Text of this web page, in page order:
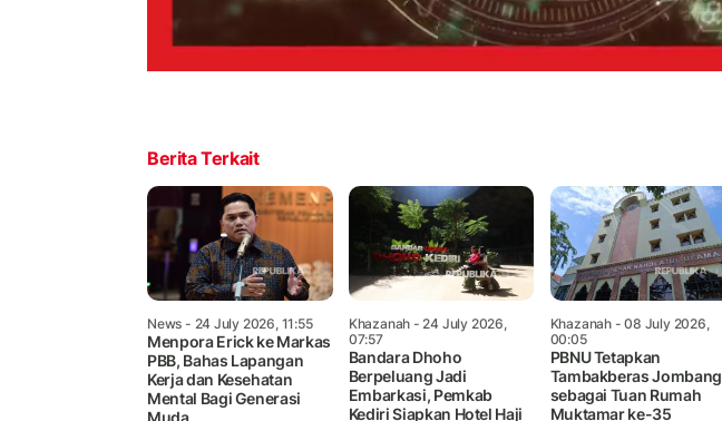
Berita Terkait
News - 24 July 2026, 11:55
Menpora Erick ke Markas
PBB, Bahas Lapangan
Kerja dan Kesehatan
Mental Bagi Generasi
Khazanah - 24 July 2026,
07:57
Bandara Dhoho
Berpeluang Jadi
Embarkasi, Pemkab
Kediri Siapkan Hotel Haji
Khazanah- 08 July 2026,
00:05
PBNU Tetapkan
Tambakberas Jombang
sebagai Tuan Rumah
Muktamar ke-35